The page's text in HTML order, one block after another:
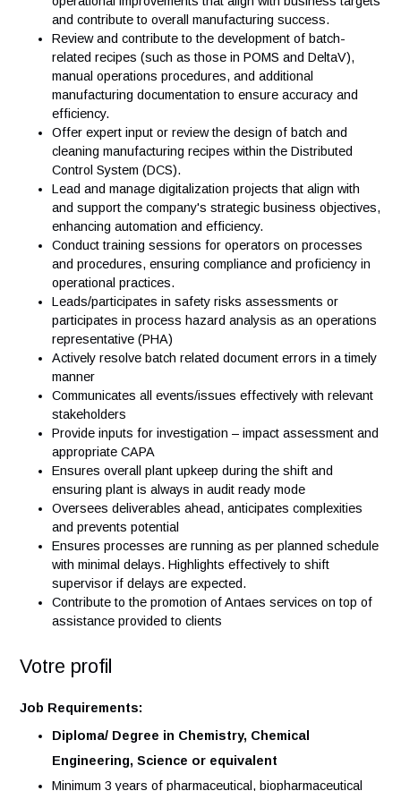
(EHS) observed during manufacturing or batch
Proactively monitor existing processes and
identify opportunities for improvement and implement
effective solutions.
Provide strategic input and recommendations on
operational improvements that align with business
and contribute to overall manufacturing success.
Review and contribute to the development of batch-
related recipes (such as those in POMS and DeltaV),
manual operations procedures, and additional
manufacturing documentation to ensure accuracy and
efficiency.
Offer expert input or review the design of batch and
cleaning manufacturing recipes within the Distributed
Control System (DCS).
Lead and manage digitalization projects that align with
and support the company's strategic business
enhancing automation and efficiency.
Conduct training sessions for operators on
and procedures, ensuring compliance and proficiency
operational practices.
Leads/participates in safety risks assessments or
participates in process hazard analysis as an
representative (PHA)
Actively resolve batch related document errors in a
manner
Communicates all events/issues effectively with
stakeholders
Provide inputs for investigation – impact assessment
appropriate CAPA
ensuring plant is always in audit ready mode
Oversees deliverables ahead, anticipates
Ensures processes are running as per planned
with minimal delays. Highlights effectively to shift
supervisor if delays are expected.
Contribute to the promotion of Antaes services on top